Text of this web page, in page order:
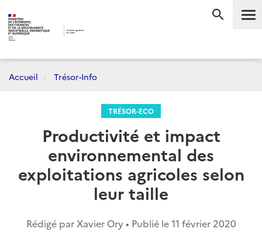
Accueil Trésor-Info
TRÉSOR-ECO
Productivité et impact
environnemental des
exploitations agricoles selon
leur taille
Rédigé par Xavier Ory • Publié le11 février 2020